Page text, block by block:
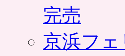
完売
京浜フ